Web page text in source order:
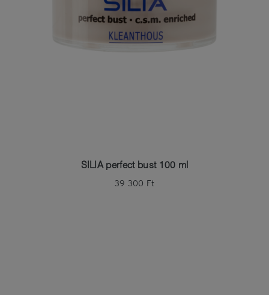
SILIA perfect bust 100 ml
39 300 Ft